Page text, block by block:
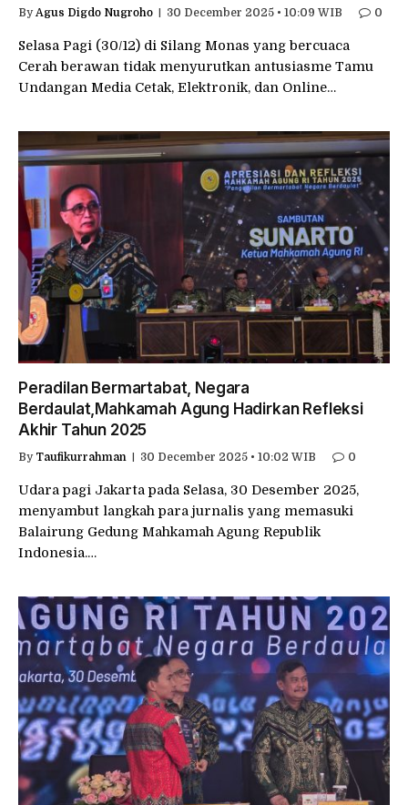
By Agus Digdo Nugroho 30 December 2025 • 10:09 WIB 0
Selasa Pagi (30/12) di Silang Monas yang bercuaca
Cerah berawan tidak menyurutkan antusiasme Tamu
Undangan Media Cetak, Elektronik, dan Online…
Peradilan Bermartabat, Negara
Berdaulat,Mahkamah Agung Hadirkan Refleksi
Akhir Tahun 2025
By Taufikurrahman 30 December 2025 • 10:02 WIB 0
Udara pagi Jakarta pada Selasa, 30 Desember 2025,
menyambut langkah para jurnalis yang memasuki
Balairung Gedung Mahkamah Agung Republik
Indonesia.…